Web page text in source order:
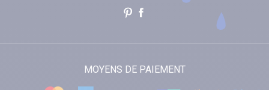
MOYENS DE PAIEMENT